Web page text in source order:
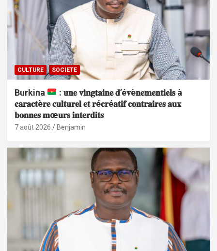
CULTURE SOCIETE
Burkina
: 𝐮𝐧𝐞 𝐯𝐢𝐧𝐠𝐭𝐚𝐢𝐧𝐞 𝐝’é𝐯è𝐧𝐞𝐦𝐞𝐧𝐭𝐢𝐞𝐥𝐬 à
𝐜𝐚𝐫𝐚𝐜𝐭è𝐫𝐞 𝐜𝐮𝐥𝐭𝐮𝐫𝐞𝐥 𝐞𝐭 𝐫é𝐜𝐫é𝐚𝐭𝐢𝐟 𝐜𝐨𝐧𝐭𝐫𝐚𝐢𝐫𝐞𝐬 𝐚𝐮𝐱
𝐛𝐨𝐧𝐧𝐞𝐬 𝐦œ𝐮𝐫𝐬 𝐢𝐧𝐭𝐞𝐫𝐝𝐢𝐭𝐬
7 août 2026 Benjamin